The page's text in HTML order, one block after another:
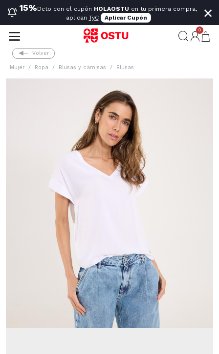
15%Dcto con el cupón HOLAOSTU en tu primera compra,
aplican TyC Aplicar Cupón ×
0
Volver
Mujer Ropa Blusas y camisas Blusas